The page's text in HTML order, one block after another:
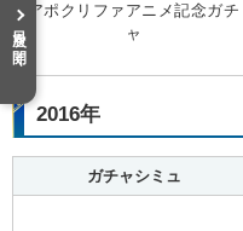
アポクリファアニメ記念ガチ
ャ
2016年
ガチャシミュ
目次を開く